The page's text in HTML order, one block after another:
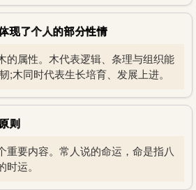
现了个人的部分性情
的属性。木代表逻辑、条理与组织能
;木同时代表生长培育、发展上进。
则
重要内容。常人说的命运，命是指八
运。